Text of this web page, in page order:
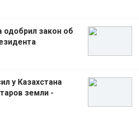
одобрил закон об
у Казахстана
земли -